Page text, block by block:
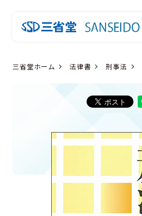
三省堂ホーム 法律書 刑事法